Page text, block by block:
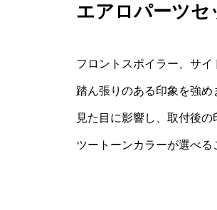
エアロパーツセ
フロントスポイラー、サ
踏ん張りのある印象を強
見た目に影響し、取付後
ツートーンカラーが選べる